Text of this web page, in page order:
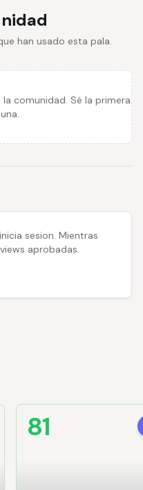
han usado esta pala.
comunidad. Sé la primera
sesion. Mientras
aprobadas.
81